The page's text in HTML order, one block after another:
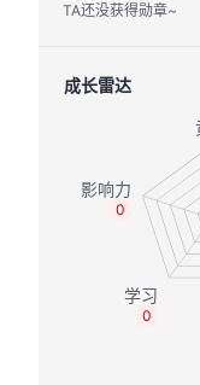
TA还没获得勋章~
成长雷达
0
0